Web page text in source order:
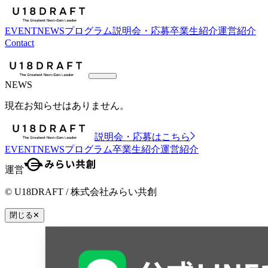
EVENTNEWSプログラム説明会・応募卒業生紹介運営紹介
Contact
NEWS
現在お知らせはありません。
説明会・応募はこちら
EVENTNEWSプログラム卒業生紹介運営紹介
運営
© U18DRAFT / 株式会社みらい共創
閉じる✕